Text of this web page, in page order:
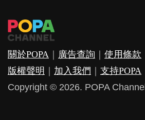
關於POPA 廣告查詢 使用條款
版權聲明
加入我們
支持POPA
Copyright © 2026. POPA Channel